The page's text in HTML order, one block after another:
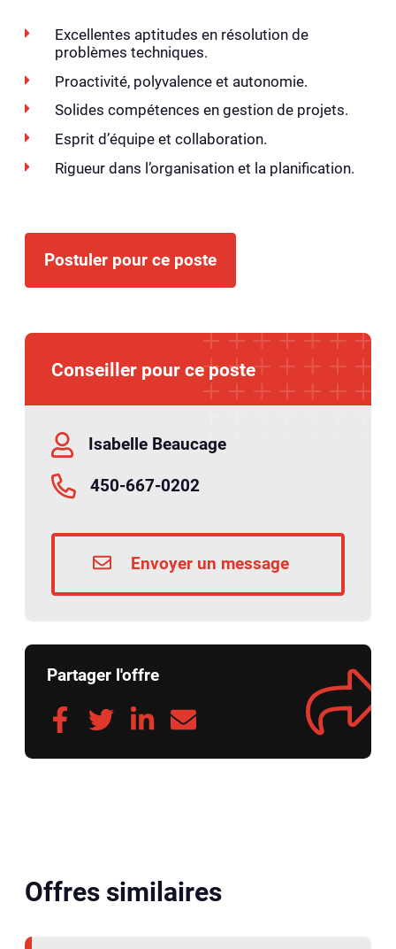
Excellentes aptitudes en résolution de
problèmes techniques.
Proactivité, polyvalence et autonomie.
Solides compétences en gestion de projets.
Esprit d’équipe et collaboration.
Rigueur dans l’organisation et la planification.
Postuler pour ce poste
Conseiller pour ce poste
Isabelle Beaucage
450-667-0202
Envoyer un message
Partager l'offre
Offres similaires